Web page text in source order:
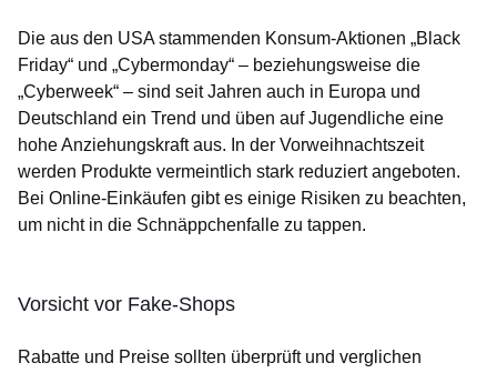
Die aus den USA stammenden Konsum-Aktionen „Black
Friday“ und „Cybermonday“ – beziehungsweise die
„Cyberweek“ – sind seit Jahren auch in Europa und
Deutschland ein Trend und üben auf Jugendliche eine
hohe Anziehungskraft aus. In der Vorweihnachtszeit
werden Produkte vermeintlich stark reduziert angeboten.
Bei Online-Einkäufen gibt es einige Risiken zu beachten,
um nicht in die Schnäppchenfalle zu tappen.
Vorsicht vor Fake-Shops
Rabatte und Preise sollten überprüft und verglichen